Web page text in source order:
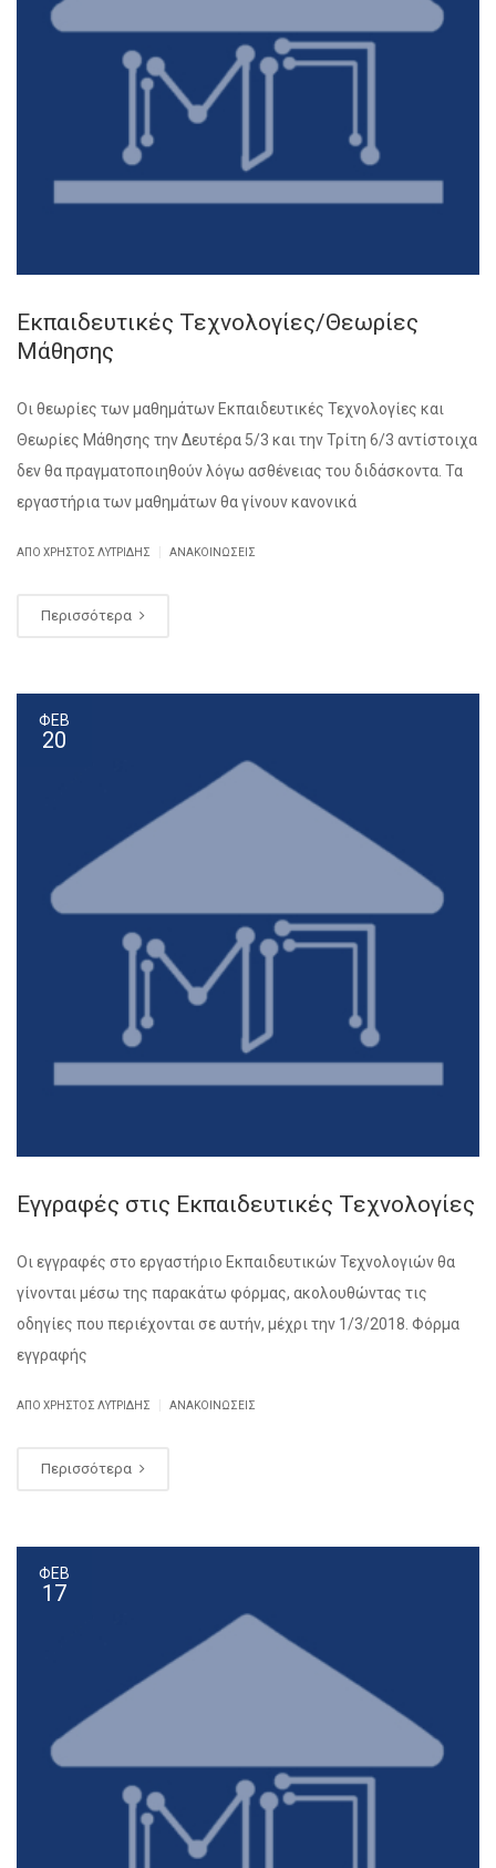
Εκπαιδευτικές Τεχνολογίες/Θεωρίες
Μάθησης
Οι θεωρίες των μαθημάτων Εκπαιδευτικές Τεχνολογίες και
Θεωρίες Μάθησης την Δευτέρα 5/3 και την Τρίτη 6/3 αντίστοιχα
δεν θα πραγματοποιηθούν λόγω ασθένειας του διδάσκοντα. Τα
εργαστήρια των μαθημάτων θα γίνουν κανονικά
ΑΠΌ ΧΡΉΣΤΟΣ ΛΥΤΡΊΔΗΣ ΑΝΑΚΟΙΝΏΣΕΙΣ
Περισσότερα
ΦΕΒ
20
Εγγραφές στις Εκπαιδευτικές Τεχνολογίες
Οι εγγραφές στο εργαστήριο Εκπαιδευτικών Τεχνολογιών θα
γίνονται μέσω της παρακάτω φόρμας, ακολουθώντας τις
οδηγίες που περιέχονται σε αυτήν, μέχρι την 1/3/2018. Φόρμα
εγγραφής
ΑΠΌ ΧΡΉΣΤΟΣ ΛΥΤΡΊΔΗΣ ΑΝΑΚΟΙΝΏΣΕΙΣ
Περισσότερα
ΦΕΒ
17